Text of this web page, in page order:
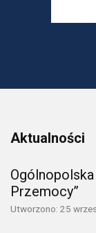
Aktualności
Przemocy”
Utworzono: 25